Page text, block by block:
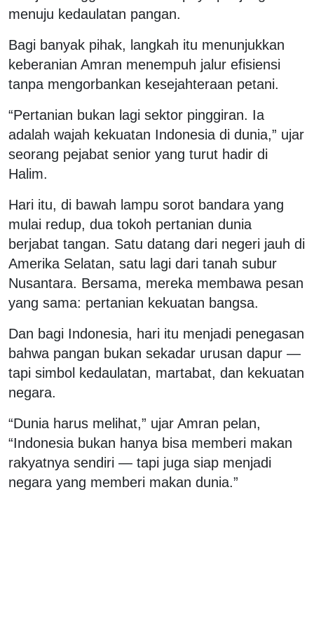
menuju kedaulatan pangan.
Bagi banyak pihak, langkah itu menunjukkan
keberanian Amran menempuh jalur efisiensi
tanpa mengorbankan kesejahteraan petani.
“Pertanian bukan lagi sektor pinggiran. Ia
adalah wajah kekuatan Indonesia di dunia,” ujar
seorang pejabat senior yang turut hadir di
Halim.
Hari itu, di bawah lampu sorot bandara yang
mulai redup, dua tokoh pertanian dunia
berjabat tangan. Satu datang dari negeri jauh di
Amerika Selatan, satu lagi dari tanah subur
Nusantara. Bersama, mereka membawa pesan
yang sama: pertanian kekuatan bangsa.
Dan bagi Indonesia, hari itu menjadi penegasan
bahwa pangan bukan sekadar urusan dapur —
tapi simbol kedaulatan, martabat, dan kekuatan
negara.
“Dunia harus melihat,” ujar Amran pelan,
“Indonesia bukan hanya bisa memberi makan
rakyatnya sendiri — tapi juga siap menjadi
negara yang memberi makan dunia.”